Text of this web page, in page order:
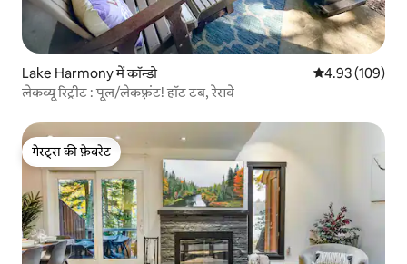
Lake Harmony में कॉन्डो औसत रेटिंग 5 में से
4.93 (109)
लेकव्यू रिट्रीट : पूल/लेकफ़्रंट! हॉट टब, रेसवे
गेस्ट्स की फ़ेवरेट
गेस्ट्स की फ़ेवरेट